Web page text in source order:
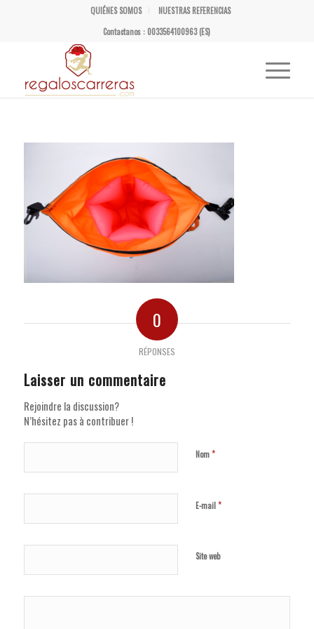
QUIÉNES SOMOS
NUESTRAS REFERENCIAS
Contactanos : 0033564100963 (ES)
0
RÉPONSES
Laisser un commentaire
Rejoindre la discussion?
N’hésitez pas à contribuer !
Nom*
E-mail*
Site web